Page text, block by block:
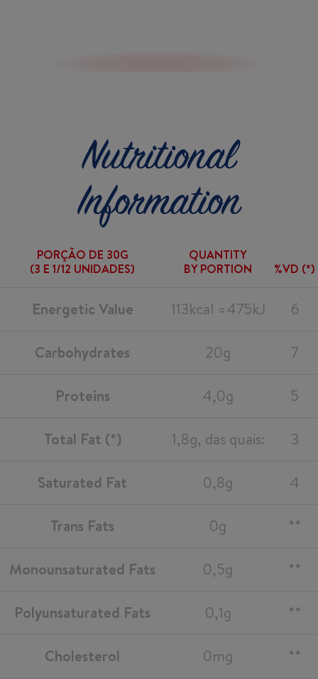
Nutritional
Information
PORÇÃO DE 30G
(3 E 1/12 UNIDADES)
QUANTITY
BY PORTION
%VD (*)
Energetic Value 113kcal =475kJ 6
Carbohydrates 20g 7
Proteins 4,0g 5
Total Fat (*) 1,8g, das quais: 3
Saturated Fat 0,8g 4
Trans Fats 0g **
Monounsaturated Fats 0,5g **
Polyunsaturated Fats 0,1g **
Cholesterol 0mg **